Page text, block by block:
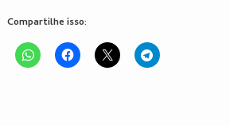
Compartilhe isso: